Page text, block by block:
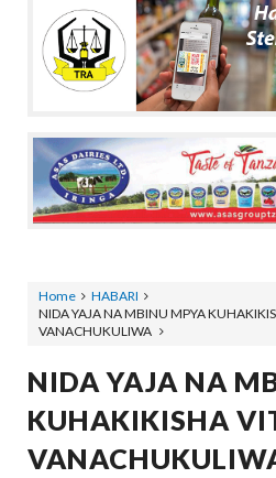
Home
HABARI
NIDA YAJA NA MBINU MPYA
VANACHUKULIWA
NIDA YAJA NA
KUHAKIKISHA